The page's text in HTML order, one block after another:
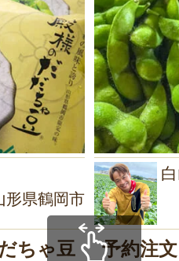
形県鶴岡市
ちゃ豆
予約注